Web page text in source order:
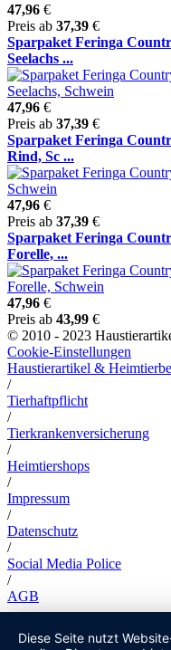
47,96 €
Preis ab 37,39 €
Sparpaket Feringa
Seelachs ...
47,96 €
Preis ab 37,39 €
Sparpaket Feringa
Rind, Sc ...
47,96 €
Preis ab 37,39 €
Sparpaket Feringa
Forelle, ...
47,96 €
Preis ab 43,99 €
© 2010 - 2023
Cookie-Einstellungen
Haustierartikel &
/
Tierhaftpflicht
/
Tierkrankenversicherung
/
Heimtiershops
/
Impressum
/
Datenschutz
/
Social Media Police
/
AGB
Diese Seite nutzt